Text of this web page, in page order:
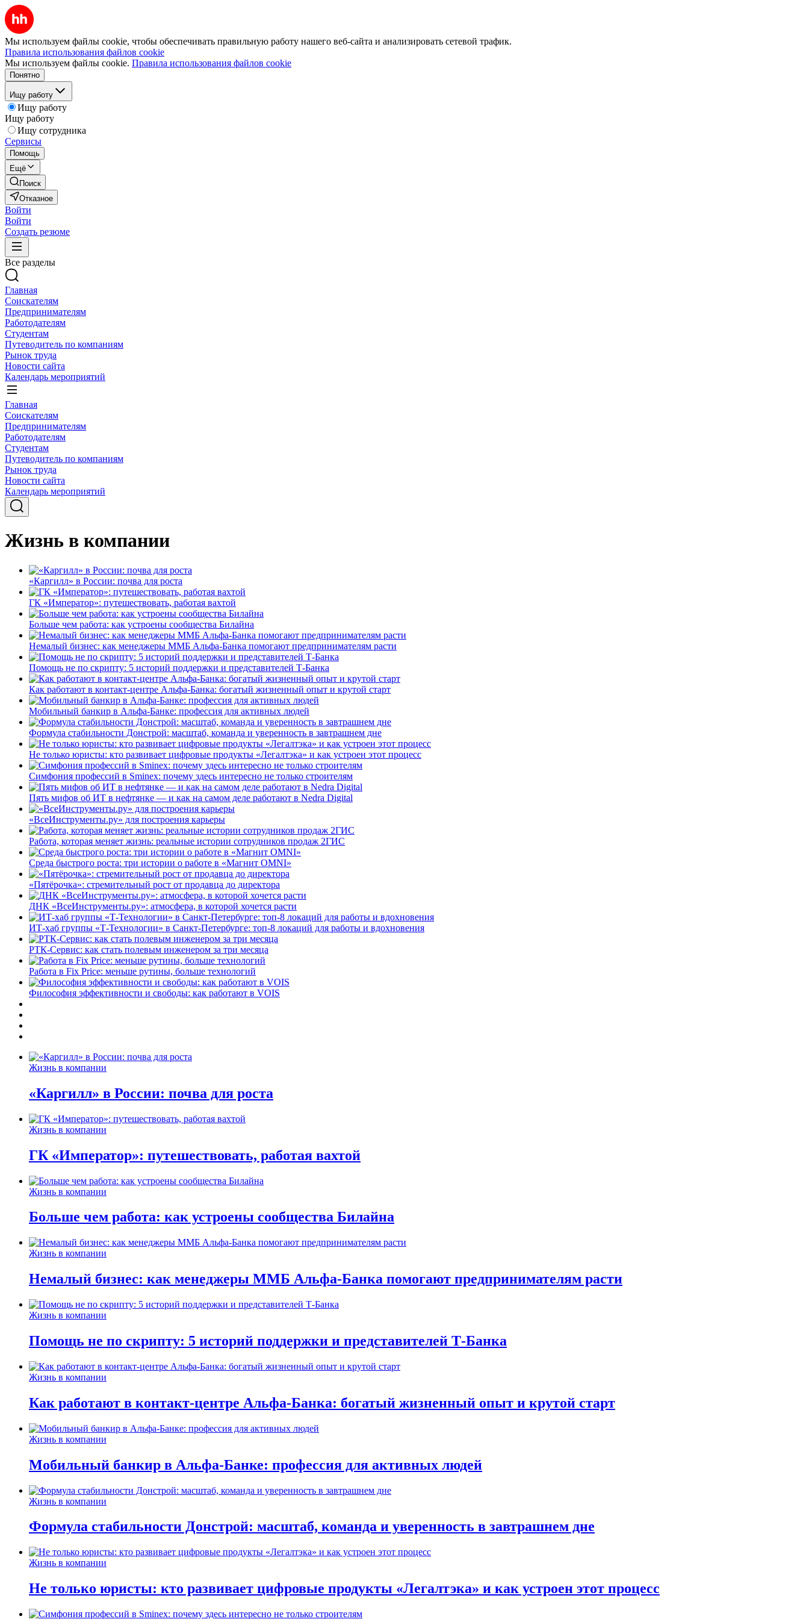
Мы используем файлы cookie, чтобы обеспечивать правильную работу нашего веб-сайта и анализировать сетевой трафик.
Правила использования файлов cookie
Мы используем файлы cookie. Правила использования файлов cookie
Понятно
Ищу работу
Ищу работу
Ищу работу
Ищу сотрудника
Сервисы
Помощь
Ещё
Поиск
Отказное
Войти
Войти
Создать резюме
Все разделы
Главная
Соискателям
Предпринимателям
Работодателям
Студентам
Путеводитель по компаниям
Рынок труда
Новости сайта
Календарь мероприятий
Главная
Соискателям
Предпринимателям
Работодателям
Студентам
Путеводитель по компаниям
Рынок труда
Новости сайта
Календарь мероприятий
Жизнь в компании
«Каргилл» в России: почва для роста
ГК «Император»: путешествовать, работая вахтой
Больше чем работа: как устроены сообщества Билайна
Немалый бизнес: как менеджеры ММБ Альфа-Банка помогают предпринимателям расти
Помощь не по скрипту: 5 историй поддержки и представителей Т-Банка
Как работают в контакт-центре Альфа-Банка: богатый жизненный опыт и крутой старт
Мобильный банкир в Альфа-Банке: профессия для активных людей
Формула стабильности Донстрой: масштаб, команда и уверенность в завтрашнем дне
Не только юристы: кто развивает цифровые продукты «Легалтэка» и как устроен этот процесс
Симфония профессий в Sminex: почему здесь интересно не только строителям
Пять мифов об ИТ в нефтянке — и как на самом деле работают в Nedra Digital
«ВсеИнструменты.ру» для построения карьеры
Работа, которая меняет жизнь: реальные истории сотрудников продаж 2ГИС
Среда быстрого роста: три истории о работе в «Магнит OMNI»
«Пятёрочка»: стремительный рост от продавца до директора
ДНК «ВсеИнструменты.ру»: атмосфера, в которой хочется расти
ИТ-хаб группы «Т-Технологии» в Санкт-Петербурге: топ-8 локаций для работы и вдохновения
РТК-Сервис: как стать полевым инженером за три месяца
Работа в Fix Price: меньше рутины, больше технологий
Философия эффективности и свободы: как работают в VOIS
Жизнь в компании
«Каргилл» в России: почва для роста
Жизнь в компании
ГК «Император»: путешествовать, работая вахтой
Жизнь в компании
Больше чем работа: как устроены сообщества Билайна
Жизнь в компании
Немалый бизнес: как менеджеры ММБ Альфа-Банка помогают предпринимателям расти
Жизнь в компании
Помощь не по скрипту: 5 историй поддержки и представителей Т-Банка
Жизнь в компании
Как работают в контакт-центре Альфа-Банка: богатый жизненный опыт и крутой старт
Жизнь в компании
Мобильный банкир в Альфа-Банке: профессия для активных людей
Жизнь в компании
Формула стабильности Донстрой: масштаб, команда и уверенность в завтрашнем дне
Жизнь в компании
Не только юристы: кто развивает цифровые продукты «Легалтэка» и как устроен этот процесс